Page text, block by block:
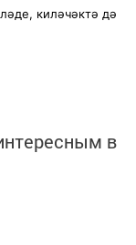
киләчәктә дә
в